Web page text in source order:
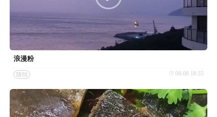
浪漫粉
随拍 08-06 18:55